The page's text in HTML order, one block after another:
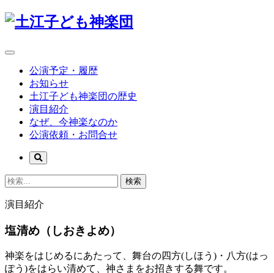
公演予定・履歴
お知らせ
土江子ども神楽団の歴史
演目紹介
なぜ、今神楽なのか
公演依頼・お問合せ
検索
演目紹介
塩清め（しおきよめ）
神楽をはじめるにあたって、舞台の四方(しほう)・八方(はっ
ぽう)をはらい清めて、神さまをお招きする舞です。